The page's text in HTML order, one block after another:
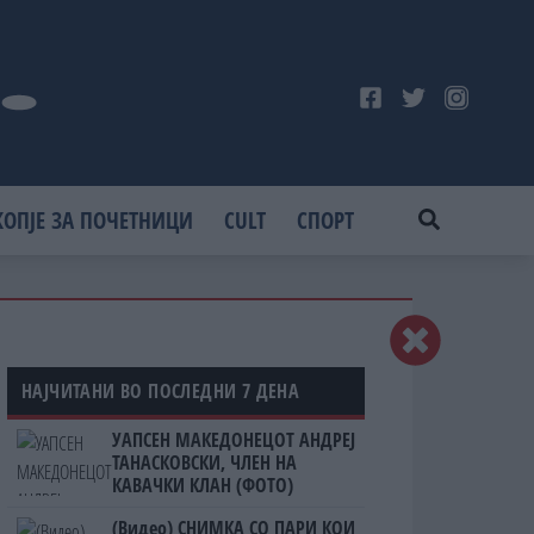
ЗА ПОЧЕТНИЦИ CULT СПОРТ
НАЈЧИТАНИ ВО ПОСЛЕДНИ 7 ДЕНА
УАПСЕН МАКЕДОНЕЦОТ АНДРЕЈ
ТАНАСКОВСКИ, ЧЛЕН НА
КАВАЧКИ КЛАН (ФОТО)
(Видео) СНИМКА СО ПАРИ КОИ